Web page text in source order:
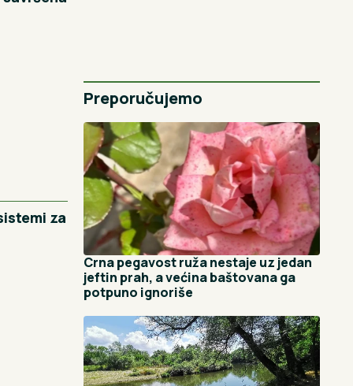
za
Preporučujemo
Crna pegavost ruža nestaje uz jedan
jeftin prah, a većina baštovana ga
potpuno ignoriše